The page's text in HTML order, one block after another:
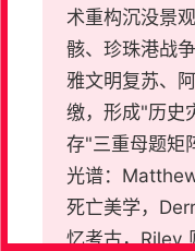
术重构沉没景
骸、珍珠港战
雅文明复苏、
缴，形成"历
存"三重母题矩
光谱：
死亡美学，
忆考古，Riley